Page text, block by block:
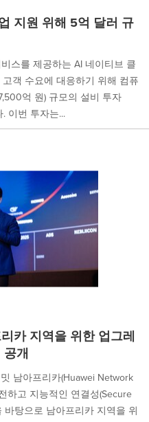
지원 위해 5억 달러 규
스를 제공하는 AI 네이티브 클
객 수요에 대응하기 위해 컴퓨
억 원) 규모의 설비 투자
이번 투자는...
카 지역을 위한 업그레
개
남아프리카(Huawei Network
하고 지능적인 연결성(Secure
탕으로 남아프리카 지역을 위